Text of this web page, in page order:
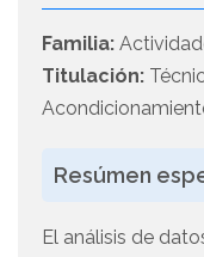
Familia:
Titulación:
Resúmen
El análisis de